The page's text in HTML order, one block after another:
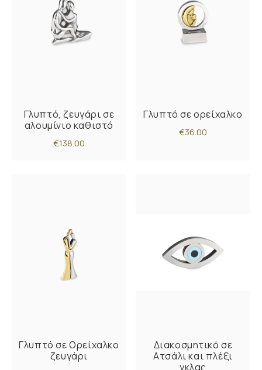
Γλυπτό, ζευγάρι σε
αλουμίνιο καθιστό
€138.00
Γλυπτό σε ορείχαλκο
€36.00
Γλυπτό σε Ορείχαλκο
ζευγάρι
Διακοσμητικό σε
Ατσάλι και πλέξι
γκλας